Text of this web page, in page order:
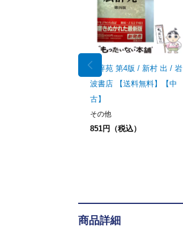
広辞苑 第4版 / 新村 出 / 岩
波書店 【送料無料】【中
古】
その他
851円（税込）
商品詳細